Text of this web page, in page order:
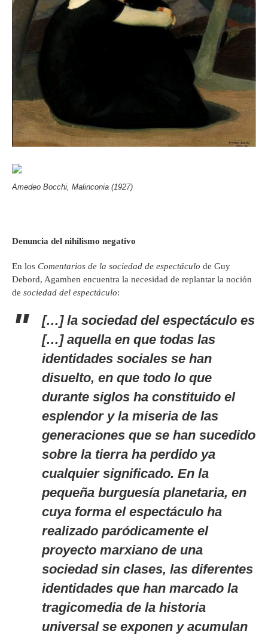
Amedeo Bocchi, Malinconia (1927)
Denuncia del nihilismo negativo
En los Comentarios de la sociedad de espectáculo de Guy
Debord, Agamben encuentra la necesidad de replantar la noción
de sociedad del espectáculo:
[…] la sociedad del espectáculo es
[…] aquella en que todas las
identidades sociales se han
disuelto, en que todo lo que
durante siglos ha constituido el
esplendor y la miseria de las
generaciones que se han sucedido
sobre la tierra ha perdido ya
cualquier significado. En la
pequeña burguesía planetaria, en
cuya forma el espectáculo ha
realizado paródicamente el
proyecto marxiano de una
sociedad sin clases, las diferentes
identidades que han marcado la
tragicomedia de la historia
universal se exponen y acumulan